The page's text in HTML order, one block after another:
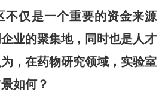
不仅是一个重要的资金来源
业的聚集地，同时也是人才
，在药物研究领域，实验室
如何？